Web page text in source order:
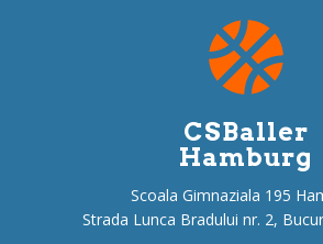
CSBaller
Hamburg
Scoala Gimnaziala 195
Strada Lunca Bradului nr. 2,